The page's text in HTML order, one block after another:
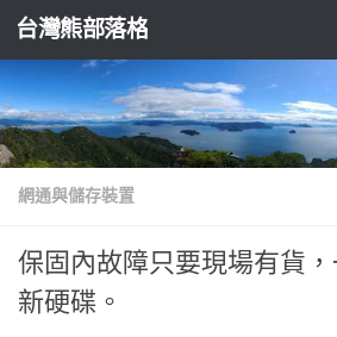
Skip to content
台灣熊部落格
網通與儲存裝置
保固內故障只要現場有貨
新硬碟。